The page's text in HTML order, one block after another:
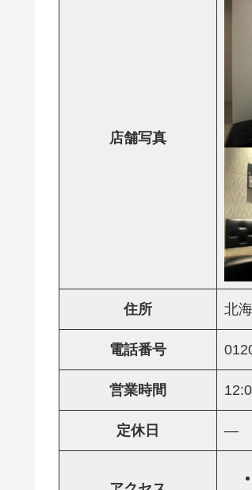
店舗写真
住所 北
電話番号
営業時間
定休日 ―